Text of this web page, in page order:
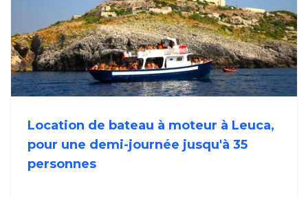
Location de bateau à moteur à Leuca,
pour une demi-journée jusqu'à 35
personnes